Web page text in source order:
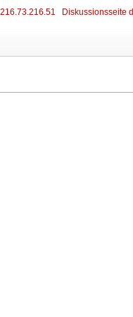
216.73.216.51 Diskussionsseite